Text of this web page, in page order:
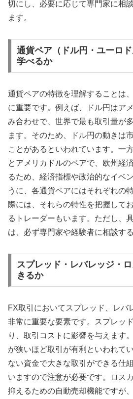
切にし、必要に応じて専門家に相
ます。
通貨ペア（ドル円・ユーロ
学べるか
通貨ペアの特徴を理解することは
に重要です。例えば、ドル円はア
み合わせで、世界で最も取引量が
ます。そのため、ドル円の動きは
ことがあるといわれています。一
とアメリカドルのペアで、欧州経
るため、経済指標や政治的なイベ
うに、各通貨ペアにはそれぞれの
際には、それらの特性を把握して
るトレーダーもいます。ただし、
は、必ず専門家や経験者に相談す
スプレッド・レバレッジ・
きるか
FX取引においてスプレッド、レバ
非常に重要な要素です。スプレッ
り、取引コストに影響を与えます
が狭いほど取引が有利といわれて
ない資金で大きな取引ができる仕
いますので注意が必要です。ロス
抑えるための自動売却機能ですが